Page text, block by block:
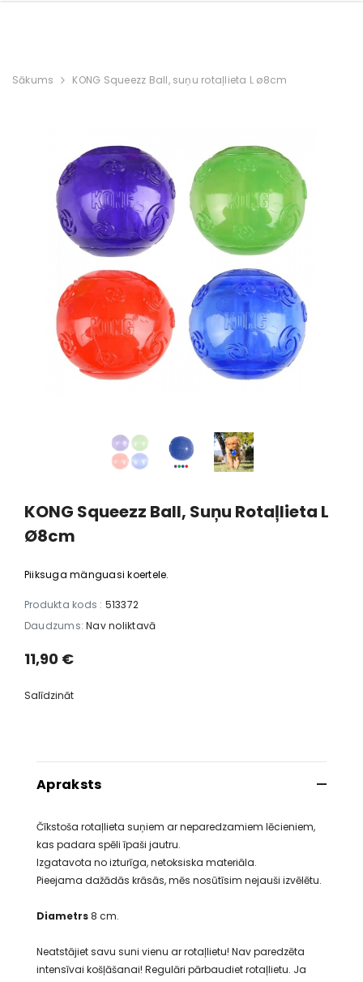
Sākums KONG Squeezz Ball, suņu rotaļlieta L ø8cm
KONG Squeezz Ball, Suņu Rotaļlieta L
Ø8cm
Piiksuga mänguasi koertele.
Produkta kods : 513372
Daudzums: Nav noliktavā
11,90 €
Salīdzināt
Apraksts
Čīkstoša rotaļlieta suņiem ar neparedzamiem lēcieniem,
kas padara spēli īpaši jautru.
Izgatavota no izturīga, netoksiska materiāla.
Pieejama dažādās krāsās, mēs nosūtīsim nejauši izvēlētu.
Diametrs8 cm.
Neatstājiet savu suni vienu ar rotaļlietu! Nav paredzēta
intensīvai košļāšanai! Regulāri pārbaudiet rotaļlietu. Ja